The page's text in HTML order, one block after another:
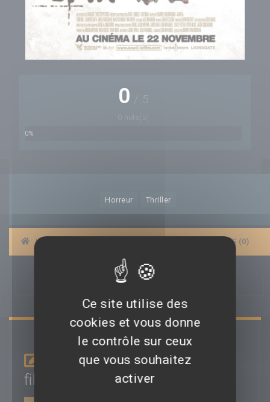
0 5
0 note(s)
0%
Horreur Thriller
| AVIS (0)
BANDES-ANNONCES, TEASERS
Je donne mon avis sur le
film
Ce site utilise des
cookies et vous donne
le contrôle sur ceux
que vous souhaitez
activer